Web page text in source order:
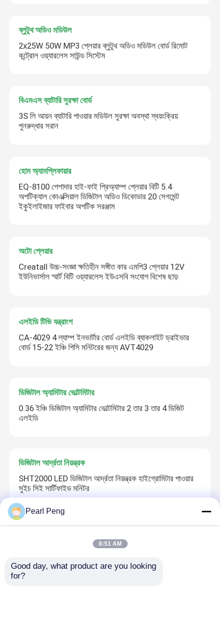
ব্লুটুথ অডিও মডিউল
2x25W 50W MP3 প্লেয়ার ব্লুটুথ অডিও মডিউল বোর্ড রিমোট
কন্ট্রোল ওয়্যারলেস সাউন্ড সিস্টেম
বিএমএস ব্যাটারি সুরক্ষা বোর্ড
3S লি আয়ন ব্যাটারি পাওয়ার মডিউল সুরক্ষা অবস্থা স্বয়ংক্রিয়
পুনরুদ্ধার সরান
হোম অ্যামপ্লিফায়ার
EQ-8100 পেশাদার হাই-ফাই প্রিঅ্যাম্প প্লেয়ার বিটি 5.4
অপটিক্যাল কোএক্সিয়াল ডিজিটাল অডিও ডিকোডার 20 সেগমেন্ট
ইকুইলাইজার ফাইবার অপটিক সরঞ্জাম
অটো প্লেয়ার
Creatall উচ্চ-সংজ্ঞা ক্ষতিহীন সঙ্গীত কার এমপি3 প্লেয়ার 12V
ইউনিভার্সাল স্মার্ট বিটি ওয়্যারলেস ইউএসবি সংযোগ বিশেষ ছাড়
এলইডি টিভি যন্ত্রাংশ
CA-4029 4 ল্যাম্প ইনভার্টার বোর্ড এলইডি ব্যাকলাইট ড্রাইভার
বোর্ড 15-22 ইঞ্চি পিসি মনিটরের জন্য AVT4029
ডিজিটাল অ্যামিটার ভোল্টমিটার
0.36 ইঞ্চি ডিজিটাল অ্যামিটার ভোল্টমিটার 2 তার 3 তার 4 ডিজিট
এলইডি
ডিজিটাল আর্দ্রতা নিয়ন্ত্রক
SHT2000 LED ডিজিটাল আর্দ্রতা নিয়ন্ত্রক হাইগ্রোমিটার পাওয়ার
সুইচ সিই সার্টিফাইড মনিটর
RT809F প্রোগ্রামার মাদারবোর্ড আইসি চিপ টেস্টার টুল ৭ অ্যাডাপ্টার
Pearl Peng
8:51 AM
Good day, what product are you looking
for?